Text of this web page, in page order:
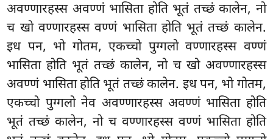
अवण्णारहस्स अवण्णं भासिता होति भूतं तच्छं कालेन, नो
च खो वण्णारहस्स वण्णं भासिता होति भूतं तच्छं कालेन.
इध पन, भो गोतम, एकच्चो पुग्गलो वण्णारहस्स वण्णं
भासिता होति भूतं तच्छं कालेन, नो च खो अवण्णारहस्स
अवण्णं भासिता होति भूतं तच्छं कालेन. इध पन, भो गोतम,
एकच्चो पुग्गलो नेव अवण्णारहस्स अवण्णं भासिता होति
भूतं तच्छं कालेन, नो च वण्णारहस्स वण्णं भासिता होति